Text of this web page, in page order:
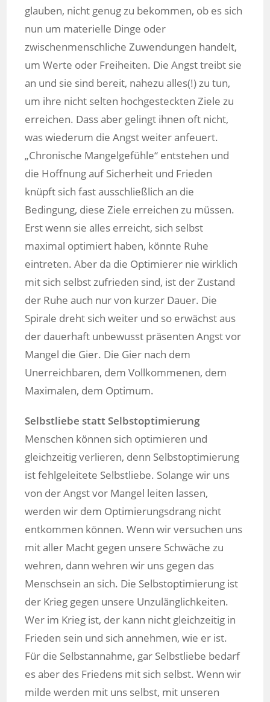
glauben, nicht genug zu bekommen, ob es sich
nun um materielle Dinge oder
zwischenmenschliche Zuwendungen handelt,
um Werte oder Freiheiten. Die Angst treibt sie
an und sie sind bereit, nahezu alles(!) zu tun,
um ihre nicht selten hochgesteckten Ziele zu
erreichen. Dass aber gelingt ihnen oft nicht,
was wiederum die Angst weiter anfeuert.
„Chronische Mangelgefühle“ entstehen und
die Hoffnung auf Sicherheit und Frieden
knüpft sich fast ausschließlich an die
Bedingung, diese Ziele erreichen zu müssen.
Erst wenn sie alles erreicht, sich selbst
maximal optimiert haben, könnte Ruhe
eintreten. Aber da die Optimierer nie wirklich
mit sich selbst zufrieden sind, ist der Zustand
der Ruhe auch nur von kurzer Dauer. Die
Spirale dreht sich weiter und so erwächst aus
der dauerhaft unbewusst präsenten Angst vor
Mangel die Gier. Die Gier nach dem
Unerreichbaren, dem Vollkommenen, dem
Maximalen, dem Optimum.
Selbstliebe statt Selbstoptimierung
Menschen können sich optimieren und
gleichzeitig verlieren, denn Selbstoptimierung
ist fehlgeleitete Selbstliebe. Solange wir uns
von der Angst vor Mangel leiten lassen,
werden wir dem Optimierungsdrang nicht
entkommen können. Wenn wir versuchen uns
mit aller Macht gegen unsere Schwäche zu
wehren, dann wehren wir uns gegen das
Menschsein an sich. Die Selbstoptimierung ist
der Krieg gegen unsere Unzulänglichkeiten.
Wer im Krieg ist, der kann nicht gleichzeitig in
Frieden sein und sich annehmen, wie er ist.
Für die Selbstannahme, gar Selbstliebe bedarf
es aber des Friedens mit sich selbst. Wenn wir
milde werden mit uns selbst, mit unseren